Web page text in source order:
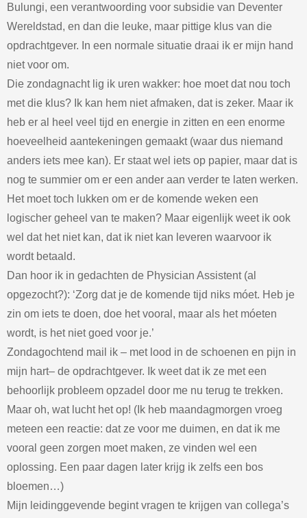
Bulungi, een verantwoording voor subsidie van Deventer
Wereldstad, en dan die leuke, maar pittige klus van die
opdrachtgever. In een normale situatie draai ik er mijn hand
niet voor om.
Die zondagnacht lig ik uren wakker: hoe moet dat nou toch
met die klus? Ik kan hem niet afmaken, dat is zeker. Maar ik
heb er al heel veel tijd en energie in zitten en een enorme
hoeveelheid aantekeningen gemaakt (waar dus niemand
anders iets mee kan). Er staat wel iets op papier, maar dat is
nog te summier om er een ander aan verder te laten werken.
Het moet toch lukken om er de komende weken een
logischer geheel van te maken? Maar eigenlijk weet ik ook
wel dat het niet kan, dat ik niet kan leveren waarvoor ik
wordt betaald.
Dan hoor ik in gedachten de Physician Assistent (al
opgezocht?): ‘Zorg dat je de komende tijd niks móet. Heb je
zin om iets te doen, doe het vooral, maar als het móeten
wordt, is het niet goed voor je.’
Zondagochtend mail ik – met lood in de schoenen en pijn in
mijn hart– de opdrachtgever. Ik weet dat ik ze met een
behoorlijk probleem opzadel door me nu terug te trekken.
Maar oh, wat lucht het op! (Ik heb maandagmorgen vroeg
meteen een reactie: dat ze voor me duimen, en dat ik me
vooral geen zorgen moet maken, ze vinden wel een
oplossing. Een paar dagen later krijg ik zelfs een bos
bloemen…)
Mijn leidinggevende begint vragen te krijgen van collega’s